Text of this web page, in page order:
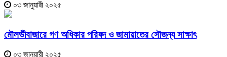
০৩ জানুয়ারী ২০২৫
মৌলভীবাজারে গণ অধিকার পরিষদ ও জামায়াতের সৌজন্য সাক্ষাৎ
০৩ জানুয়ারী ২০২৫